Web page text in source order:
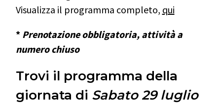
Visualizza il programma completo, qui
* Prenotazione obbligatoria, attività a
numero chiuso
Trovi il programma della
giornata di Sabato 29 luglio